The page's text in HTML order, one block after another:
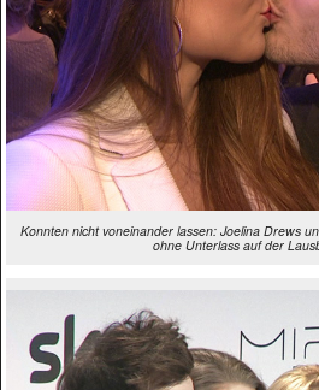
Konnten nicht voneinander lassen: Joelina Drews
ohne Unterlass auf der